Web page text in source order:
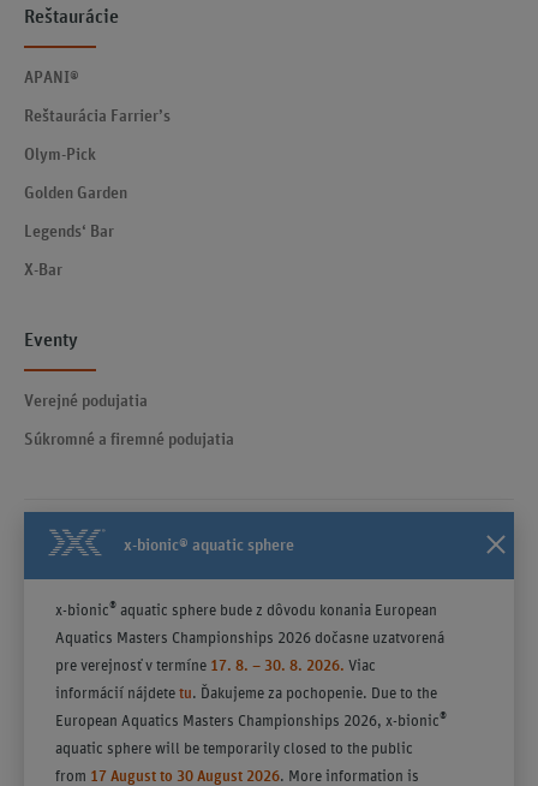
x-bionic® aquatic sphere
x-bionic® aquatic sphere bude z dôvodu konania European
Aquatics Masters Championships 2026 dočasne uzatvorená
pre verejnosť v termíne 17. 8. – 30. 8. 2026. Viac
informácií nájdete tu. Ďakujeme za pochopenie. Due to the
European Aquatics Masters Championships 2026, x-bionic®
aquatic sphere will be temporarily closed to the public
from 17 August to 30 August 2026. More information is
Reštaurácie
APANI®
Reštaurácia Farrier’s
Olym-Pick
Golden Garden
Legends‘ Bar
X-Bar
Eventy
Verejné podujatia
Súkromné a firemné podujatia
Kontakty
Poučenie
Politika ochrany súkromia